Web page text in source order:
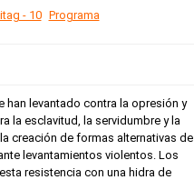
- 10 Programa
han levantado contra la opresión y
la esclavitud, la servidumbre y la
creación de formas alternativas de
levantamientos violentos. Los
resistencia con una hidra de